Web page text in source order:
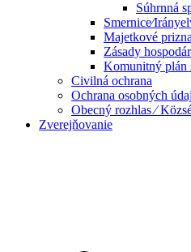
Súhrnná
Majetkové
Zásady
Komunitný plán
Civilná ochrana
Ochrana osobných
Obecný rozhlas ⁄
Zverejňovanie